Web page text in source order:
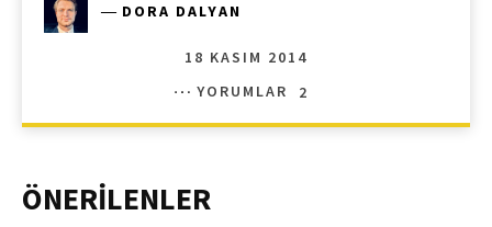
― DORA DALYAN
18 KASIM 2014
YORUMLAR
2
ÖNERİLENLER